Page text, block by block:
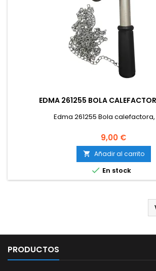
EDMA 261255 BOLA
Edma 261255 Bola
9,00 €
 Añadir al carrito
 En stock
PRODUCTOS